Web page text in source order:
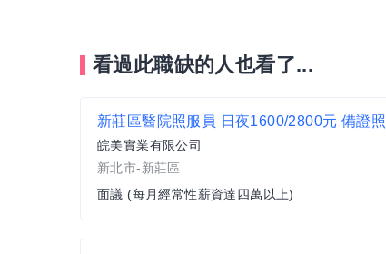
看過此職缺的人也看了...
新莊區醫院照服員 日夜1600/2800元 備證照
皖美實業有限公司
新北市-新莊區
面議 (每月經常性薪資達四萬以上)